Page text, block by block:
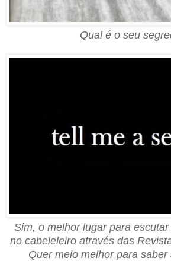
Qual é o seu
Sim, o melhor lugar para
no cabeleleiro através das
Quer meio melhor para saber